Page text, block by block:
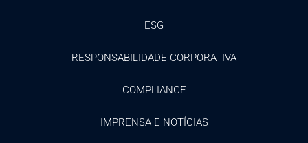
ESG
RESPONSABILIDADE CORPORATIVA
COMPLIANCE
IMPRENSA E NOTÍCIAS